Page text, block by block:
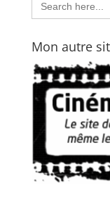
for:
Mon autre